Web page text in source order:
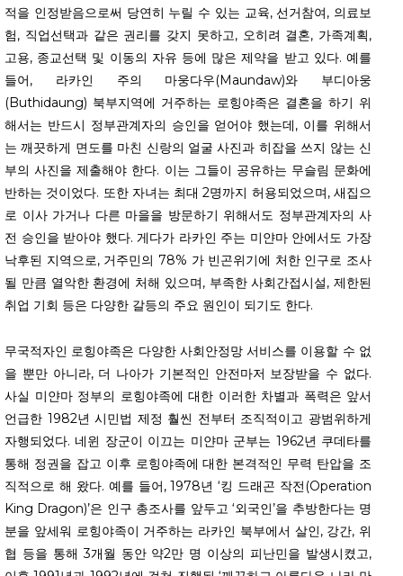
적을 인정받음으로써 당연히 누릴 수 있는 교육, 선거참여, 의료보
험, 직업선택과 같은 권리를 갖지 못하고, 오히려 결혼, 가족계획,
고용, 종교선택 및 이동의 자유 등에 많은 제약을 받고 있다. 예를
들어, 라카인 주의 마웅다우(Maundaw)와 부디아웅
(Buthidaung) 북부지역에 거주하는 로힝야족은 결혼을 하기 위
해서는 반드시 정부관계자의 승인을 얻어야 했는데, 이를 위해서
는 깨끗하게 면도를 마친 신랑의 얼굴 사진과 히잡을 쓰지 않는 신
부의 사진을 제출해야 한다. 이는 그들이 공유하는 무슬림 문화에
반하는 것이었다. 또한 자녀는 최대 2명까지 허용되었으며, 새집으
로 이사 가거나 다른 마을을 방문하기 위해서도 정부관계자의 사
전 승인을 받아야 했다. 게다가 라카인 주는 미얀마 안에서도 가장
낙후된 지역으로, 거주민의 78% 가 빈곤위기에 처한 인구로 조사
될 만큼 열악한 환경에 처해 있으며, 부족한 사회간접시설, 제한된
취업 기회 등은 다양한 갈등의 주요 원인이 되기도 한다.
무국적자인 로힝야족은 다양한 사회안정망 서비스를 이용할 수 없
을 뿐만 아니라, 더 나아가 기본적인 안전마저 보장받을 수 없다.
사실 미얀마 정부의 로힝야족에 대한 이러한 차별과 폭력은 앞서
언급한 1982년 시민법 제정 훨씬 전부터 조직적이고 광범위하게
자행되었다. 네윈 장군이 이끄는 미얀마 군부는 1962년 쿠데타를
통해 정권을 잡고 이후 로힝야족에 대한 본격적인 무력 탄압을 조
직적으로 해 왔다. 예를 들어, 1978년 ‘킹 드래곤 작전(Operation
King Dragon)’은 인구 총조사를 앞두고 ‘외국인’을 추방한다는 명
분을 앞세워 로힝야족이 거주하는 라카인 북부에서 살인, 강간, 위
협 등을 통해 3개월 동안 약2만 명 이상의 피난민을 발생시켰고,